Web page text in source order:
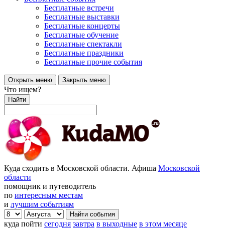
Бесплатные встречи
Бесплатные выставки
Бесплатные концерты
Бесплатные обучение
Бесплатные спектакли
Бесплатные праздники
Бесплатные прочие события
Открыть меню Закрыть меню
Что ищем?
Найти
Куда сходить в Московской области. Афиша Московской
области
помощник и путеводитель
по интересным местам
и лучшим событиям
куда пойти сегодня завтра в выходные в этом месяце